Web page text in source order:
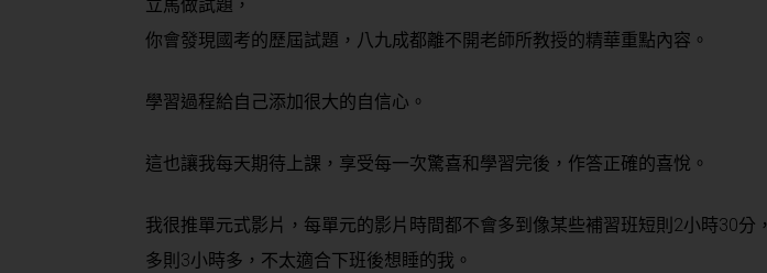
立馬做試題，
你會發現國考的歷屆試題，八九成都離不開老師所教授的精華重點內容。
學習過程給自己添加很大的自信心。
這也讓我每天期待上課，享受每一次驚喜和學習完後，作答正確的喜悅。
我很推單元式影片，每單元的影片時間都不會多到像某些補習班短則2小時30分，
多則3小時多，不太適合下班後想睡的我。